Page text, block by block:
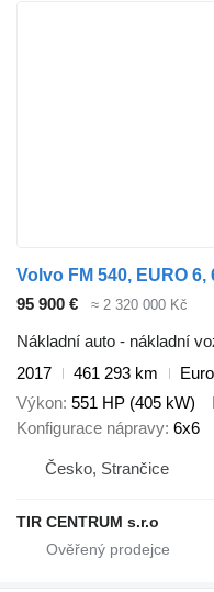
95 900 € ≈ 2 320 000 Kč
Nákladní auto - nákladní
2017
461 293 km
Výkon 551 HP (405 kW)
Konfigurace nápravy 6x6
Česko, Strančice
TIR CENTRUM s.r.o